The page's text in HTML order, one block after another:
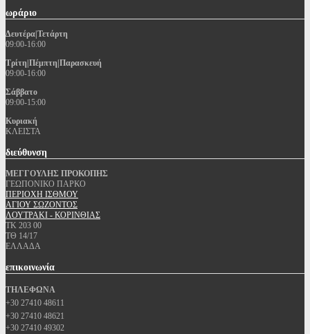
ωράριο
Δευτέρα|Τετάρτη
09:00-16:00
Τρίτη|Πέμπτη|Παρασκευή
09:00-16:00
Σάββατο
09:00-15:00
Κυριακή
ΚΛΕΙΣΤΑ
διεύθυνση
ΜΕΓΓΟΥΛΗΣ ΠΡΟΚΟΠΗΣ
ΓΕΩΠΟΝΙΚΟ ΠΑΡΚΟ
ΠΕΡΙΟΧΗ ΙΣΘΜΟΥ
ΑΓΙΟΥ ΣΩΖΟΝΤΟΣ
ΛΟΥΤΡΑΚΙ - ΚΟΡΙΝΘΙΑΣ
ΤΚ 203 00
ΤΘ 14/17
ΕΛΛΑΔΑ
επικοινωνία
ΤΗΛΕΦΩΝΑ
+30 27410 48611
+30 27410 48621
+30 27410 49302